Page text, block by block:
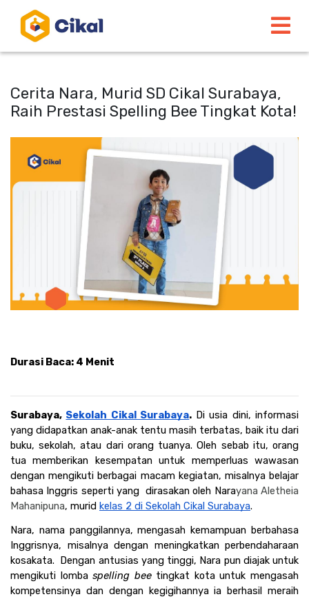
Cerita Nara, Murid SD Cikal Surabaya,
Raih Prestasi Spelling Bee Tingkat Kota!
Durasi Baca: 4 Menit
Surabaya, Sekolah Cikal Surabaya. Di usia dini, informasi
yang didapatkan anak-anak tentu masih terbatas, baik itu dari
buku, sekolah, atau dari orang tuanya. Oleh sebab itu, orang
tua memberikan kesempatan untuk memperluas wawasan
dengan mengikuti berbagai macam kegiatan, misalnya belajar
bahasa Inggris seperti yang  dirasakan oleh Narayana Aletheia
Mahanipuna, murid kelas 2 di Sekolah Cikal Surabaya.
Nara, nama panggilannya, mengasah kemampuan berbahasa
Inggrisnya, misalnya dengan meningkatkan perbendaharaan
kosakata.  Dengan antusias yang tinggi, Nara pun diajak untuk
mengikuti lomba spelling bee tingkat kota untuk mengasah
kompetensinya dan dengan kegigihannya ia berhasil meraih